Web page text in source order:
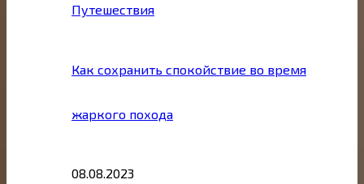
Путешествия
Как сохранить спокойствие во время
жаркого похода
08.08.2023